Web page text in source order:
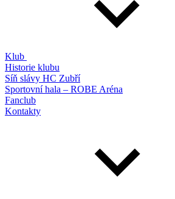
Klub
Historie klubu
Síň slávy HC Zubří
Sportovní hala – ROBE Aréna
Fanclub
Kontakty